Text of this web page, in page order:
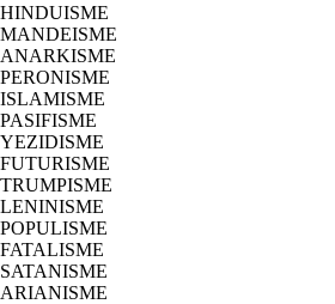
HINDUISME
MANDEISME
ANARKISME
PERONISME
ISLAMISME
PASIFISME
YEZIDISME
FUTURISME
TRUMPISME
LENINISME
POPULISME
FATALISME
SATANISME
ARIANISME